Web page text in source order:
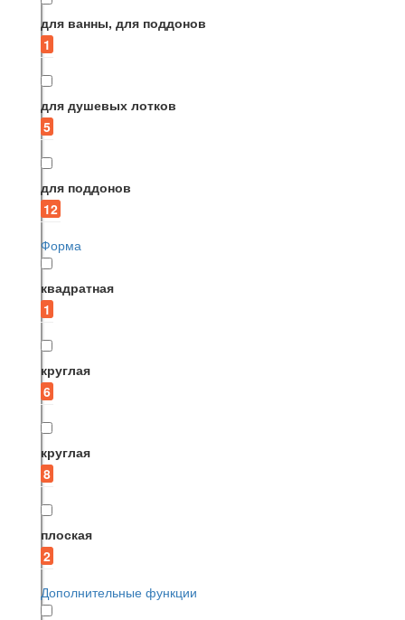
для ванны, для поддонов
1
для душевых лотков
5
для поддонов
12
Форма
квадратная
1
круглая
6
круглая
8
плоская
2
Дополнительные функции